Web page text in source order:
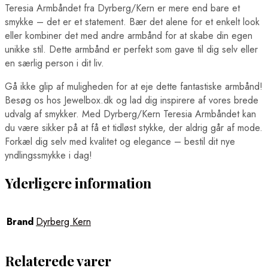
Teresia Armbåndet fra Dyrberg/Kern er mere end bare et
smykke – det er et statement. Bær det alene for et enkelt look
eller kombiner det med andre armbånd for at skabe din egen
unikke stil. Dette armbånd er perfekt som gave til dig selv eller
en særlig person i dit liv.
Gå ikke glip af muligheden for at eje dette fantastiske armbånd!
Besøg os hos Jewelbox.dk og lad dig inspirere af vores brede
udvalg af smykker. Med Dyrberg/Kern Teresia Armbåndet kan
du være sikker på at få et tidløst stykke, der aldrig går af mode.
Forkæl dig selv med kvalitet og elegance – bestil dit nye
yndlingssmykke i dag!
Yderligere information
Brand Dyrberg Kern
Relaterede varer